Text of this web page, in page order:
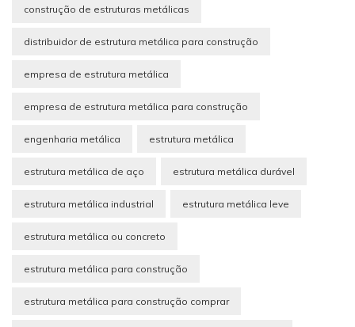
construção de estruturas metálicas
distribuidor de estrutura metálica para construção
empresa de estrutura metálica
empresa de estrutura metálica para construção
engenharia metálica estrutura metálica
estrutura metálica de aço estrutura metálica durável
estrutura metálica industrial estrutura metálica leve
estrutura metálica ou concreto
estrutura metálica para construção
estrutura metálica para construção comprar